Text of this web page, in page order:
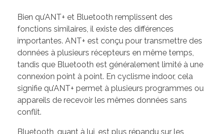
Bien qu’ANT+ et Bluetooth remplissent des
fonctions similaires, il existe des différences
importantes. ANT+ est conçu pour transmettre des
données à plusieurs récepteurs en même temps,
tandis que Bluetooth est généralement limité à une
connexion point à point. En cyclisme indoor, cela
signifie qu’ANT+ permet à plusieurs programmes ou
appareils de recevoir les mêmes données sans
conflit.
Bluetooth, quant à lui, est plus répandu sur les